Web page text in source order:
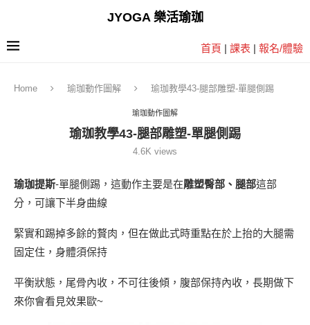
JYOGA 樂活瑜珈
首頁 | 課表 | 報名/體驗
Home 瑜珈動作圖解 瑜珈教學43-腿部雕塑-單腿側踢
瑜珈動作圖解
瑜珈教學43-腿部雕塑-單腿側踢
4.6K views
瑜珈提斯-單腿側踢，這動作主要是在雕塑臀部、腿部這部
分，可讓下半身曲線
緊實和踢掉多餘的贅肉，但在做此式時重點在於上抬的大腿需
固定住，身體須保持
平衡狀態，尾骨內收，不可往後傾，腹部保持內收，長期做下
來你會看見效果歐~